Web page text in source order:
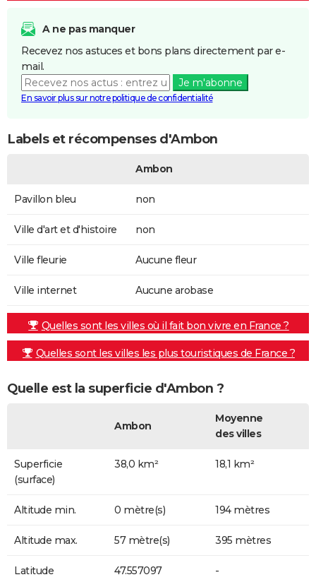
A ne pas manquer
Recevez nos astuces et bons plans directement par e-
mail.
Je m'abonne
En savoir plus sur notre politique de confidentialité
Labels et récompenses d'Ambon
Ambon
Pavillon bleu non
Ville d'art et d'histoire non
Ville fleurie Aucune fleur
Ville internet Aucune arobase
Quelles sont les villes où il fait bon vivre en France ?
Quelles sont les villes les plus touristiques de France ?
Quelle est la superficie d'Ambon ?
Ambon
Moyenne
des villes
Superficie
(surface)
38,0 km² 18,1 km²
Altitude min. 0 mètre(s) 194 mètres
Altitude max. 57 mètre(s) 395 mètres
Latitude 47.557097 -